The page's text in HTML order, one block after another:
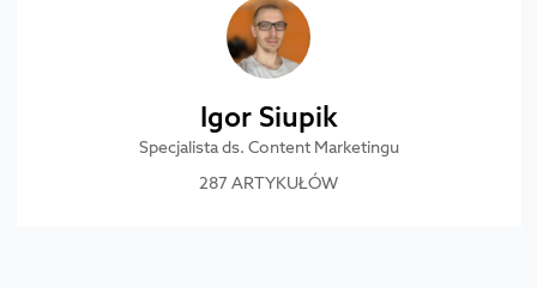
Igor Siupik
Specjalista ds. Content Marketingu
287 ARTYKUŁÓW